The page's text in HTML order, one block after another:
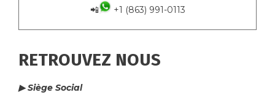
📲
+1 (863) 991-0113
RETROUVEZ NOUS
▶ Siège Social